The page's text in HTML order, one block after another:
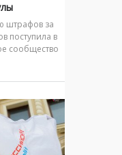
штрафов за
поступила в
сообщество